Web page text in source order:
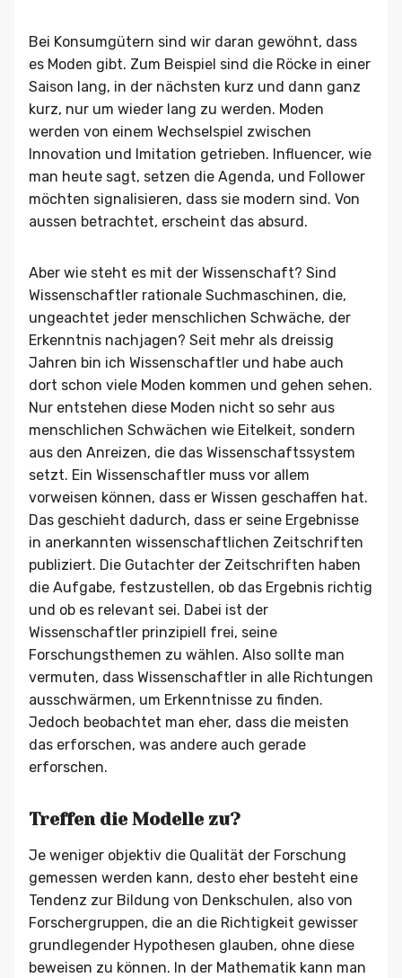
Bei Konsumgütern sind wir daran gewöhnt, dass
es Moden gibt. Zum Beispiel sind die Röcke in einer
Saison lang, in der nächsten kurz und dann ganz
kurz, nur um wieder lang zu werden. Moden
werden von einem Wechselspiel zwischen
Innovation und Imitation getrieben. Influencer, wie
man heute sagt, setzen die Agenda, und Follower
möchten signalisieren, dass sie modern sind. Von
aussen betrachtet, erscheint das absurd.
Aber wie steht es mit der Wissenschaft? Sind
Wissenschaftler rationale Suchmaschinen, die,
ungeachtet jeder menschlichen Schwäche, der
Erkenntnis nachjagen? Seit mehr als dreissig
Jahren bin ich Wissenschaftler und habe auch
dort schon viele Moden kommen und gehen sehen.
Nur entstehen diese Moden nicht so sehr aus
menschlichen Schwächen wie Eitelkeit, sondern
aus den Anreizen, die das Wissenschaftssystem
setzt. Ein Wissenschaftler muss vor allem
vorweisen können, dass er Wissen geschaffen hat.
Das geschieht dadurch, dass er seine Ergebnisse
in anerkannten wissenschaftlichen Zeitschriften
publiziert. Die Gutachter der Zeitschriften haben
die Aufgabe, festzustellen, ob das Ergebnis richtig
und ob es relevant sei. Dabei ist der
Wissenschaftler prinzipiell frei, seine
Forschungsthemen zu wählen. Also sollte man
vermuten, dass Wissenschaftler in alle Richtungen
ausschwärmen, um Erkenntnisse zu finden.
Jedoch beobachtet man eher, dass die meisten
das erforschen, was andere auch gerade
erforschen.
Treffen die Modelle zu?
Je weniger objektiv die Qualität der Forschung
gemessen werden kann, desto eher besteht eine
Tendenz zur Bildung von Denkschulen, also von
Forschergruppen, die an die Richtigkeit gewisser
grundlegender Hypothesen glauben, ohne diese
beweisen zu können. In der Mathematik kann man